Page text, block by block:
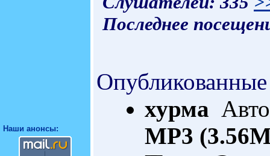
Наши анонсы:
Последнее
хурма
MP3